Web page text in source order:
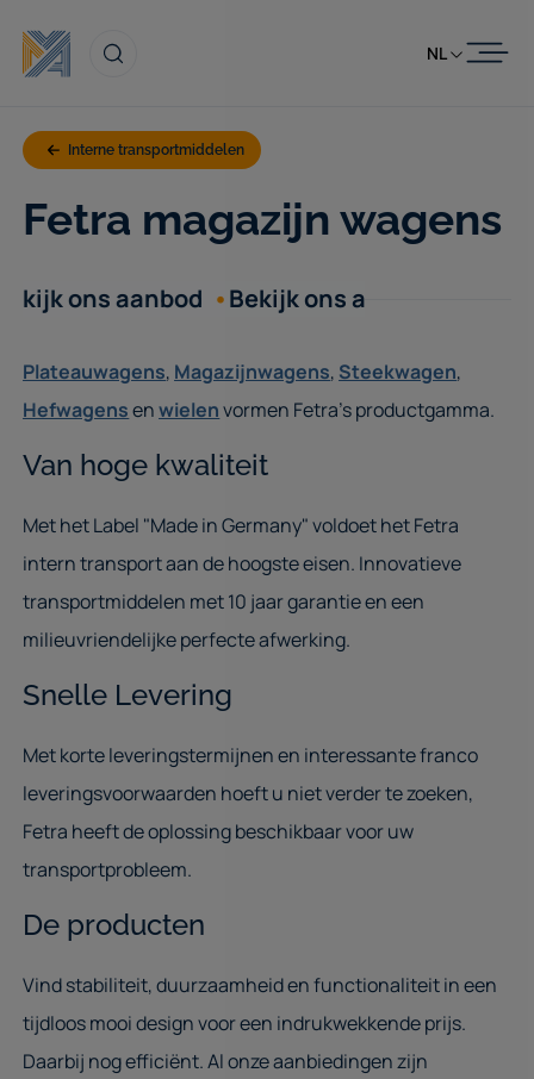
NL
Interne transportmiddelen
Fetra magazijn wagens
ons aanbod Bekijk ons aanbod
Plateauwagens, Magazijnwagens, Steekwagen,
Hefwagensenwielenvormen Fetra's productgamma.
Van hoge kwaliteit
Met het Label "Made in Germany" voldoet het Fetra
intern transport aan de hoogste eisen. Innovatieve
transportmiddelen met 10 jaar garantie en een
milieuvriendelijke perfecte afwerking.
Snelle Levering
Met korte leveringstermijnen en interessante franco
leveringsvoorwaarden hoeft u niet verder te zoeken,
Fetra heeft de oplossing beschikbaar voor uw
transportprobleem.
De producten
Vind stabiliteit, duurzaamheid en functionaliteit in een
tijdloos mooi design voor een indrukwekkende prijs.
Daarbij nog efficiënt. Al onze aanbiedingen zijn